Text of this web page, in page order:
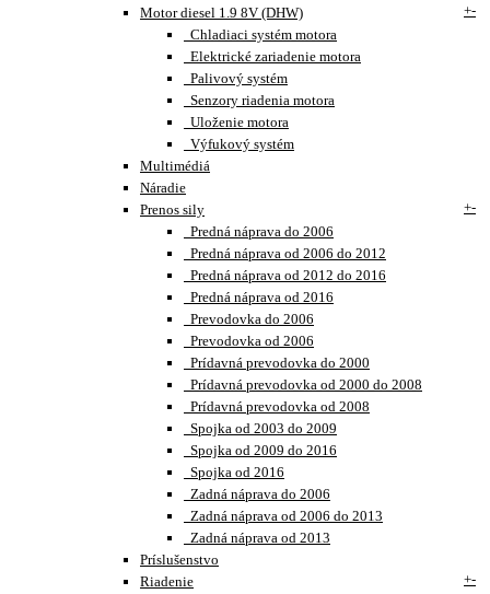
Motor diesel 1.9 8V (DHW)
+-
Chladiaci systém motora
Elektrické zariadenie motora
Palivový systém
Senzory riadenia motora
Uloženie motora
Výfukový systém
Multimédiá
Náradie
Prenos sily
+-
Predná náprava do 2006
Predná náprava od 2006 do 2012
Predná náprava od 2012 do 2016
Predná náprava od 2016
Prevodovka do 2006
Prevodovka od 2006
Prídavná prevodovka do 2000
Prídavná prevodovka od 2000 do 2008
Prídavná prevodovka od 2008
Spojka od 2003 do 2009
Spojka od 2009 do 2016
Spojka od 2016
Zadná náprava do 2006
Zadná náprava od 2006 do 2013
Zadná náprava od 2013
Príslušenstvo
Riadenie
+-